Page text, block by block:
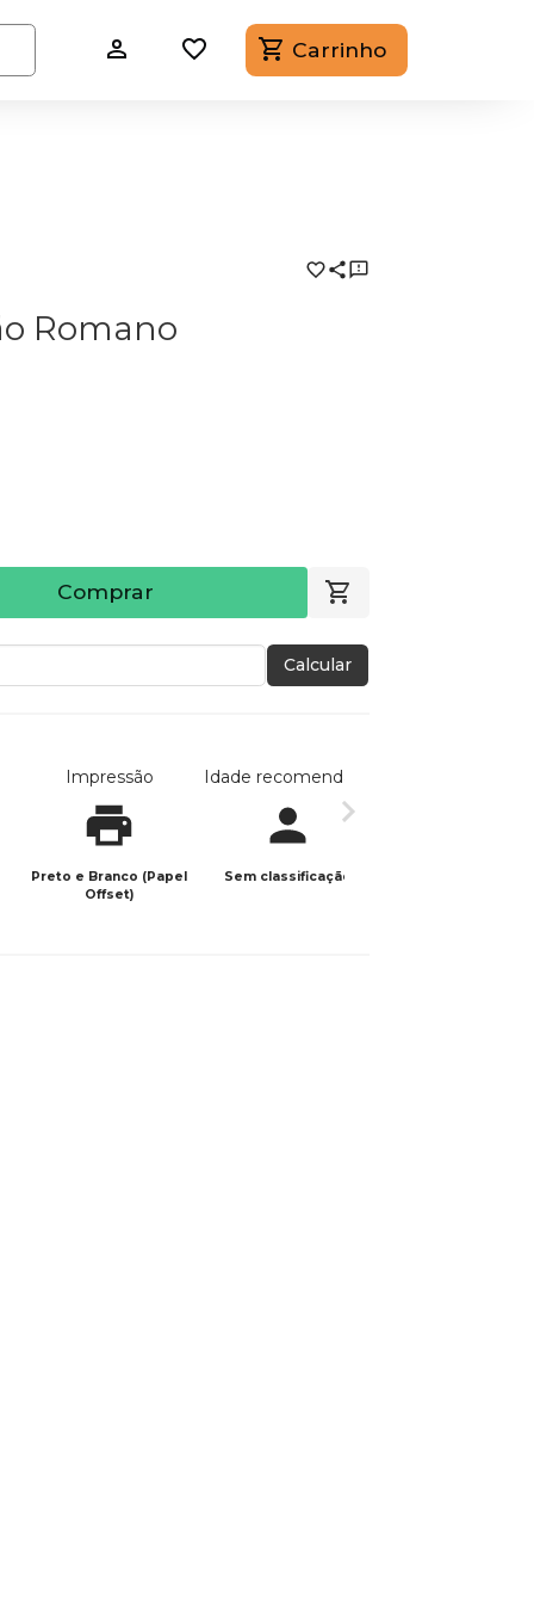
Carrinho
Romano
Comprar
Calcular
Impressão
Preto e Branco (Papel
Offset)
Idade recomendada
Sem classificação